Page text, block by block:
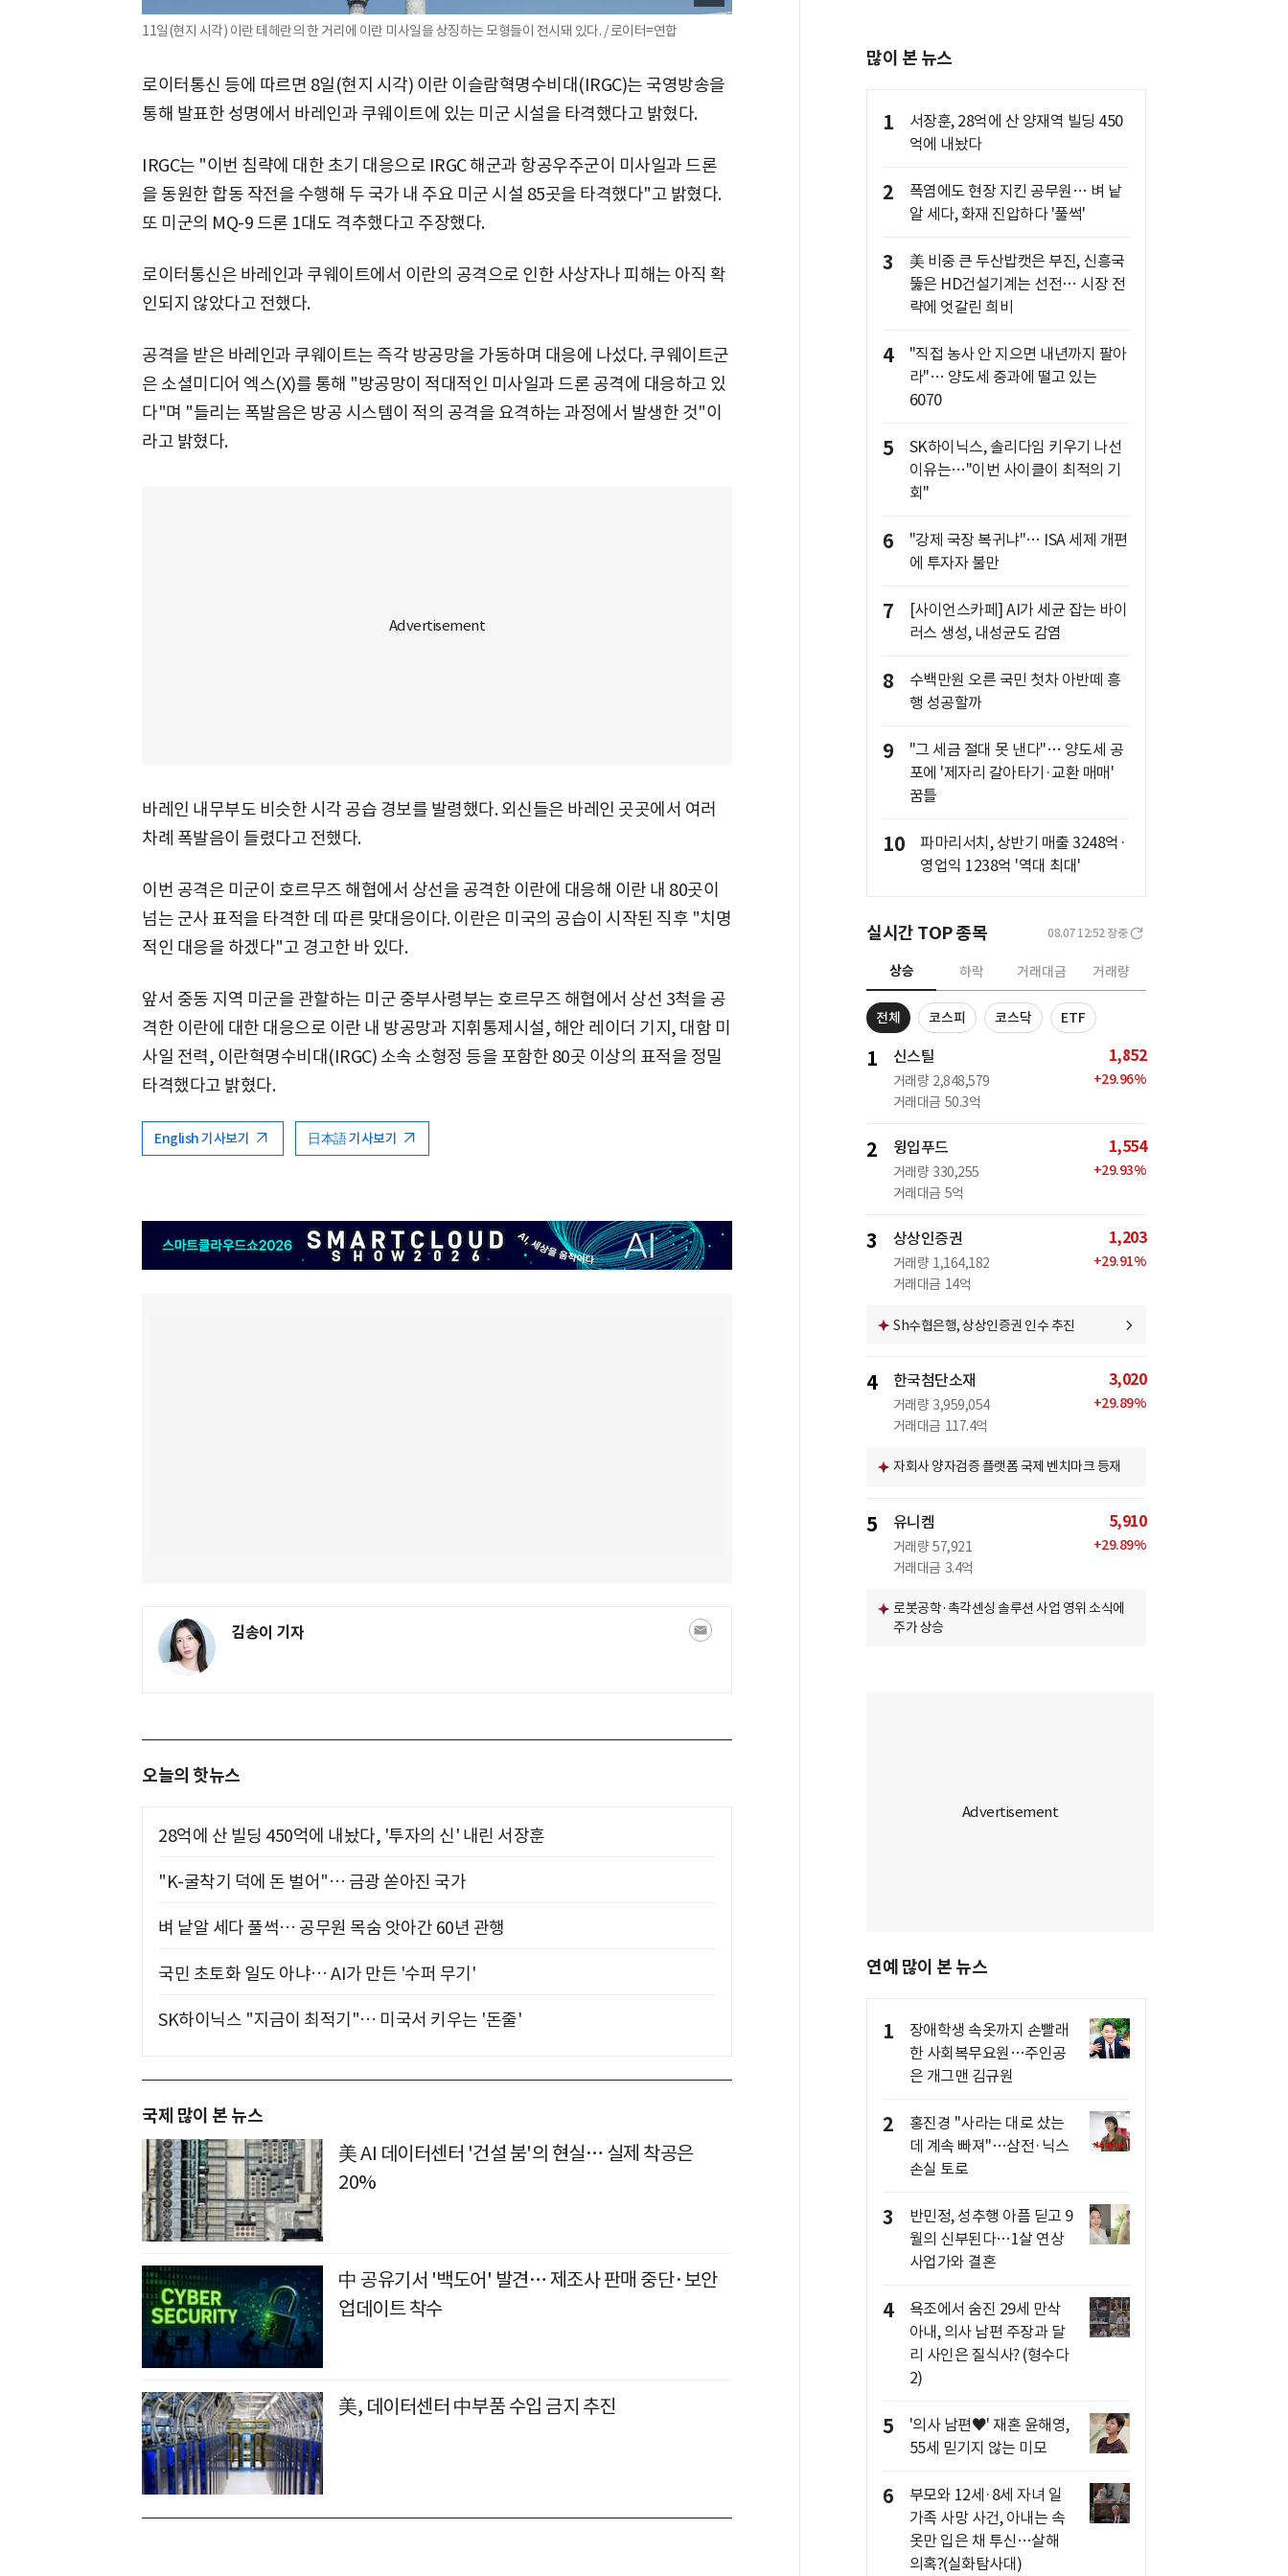
11일(현지 시각) 이란 테헤란의 한 거리에 이란 미사일을 상징하는 모형들이 전시돼 있다. / 로이터=연합
로이터통신 등에 따르면 8일(현지 시각) 이란 이슬람혁명수비대(IRGC)는 국영방송을
통해 발표한 성명에서 바레인과 쿠웨이트에 있는 미군 시설을 타격했다고 밝혔다.
IRGC는 "이번 침략에 대한 초기 대응으로 IRGC 해군과 항공우주군이 미사일과 드론
을 동원한 합동 작전을 수행해 두 국가 내 주요 미군 시설 85곳을 타격했다"고 밝혔다.
또 미군의 MQ-9 드론 1대도 격추했다고 주장했다.
로이터통신은 바레인과 쿠웨이트에서 이란의 공격으로 인한 사상자나 피해는 아직 확
인되지 않았다고 전했다.
공격을 받은 바레인과 쿠웨이트는 즉각 방공망을 가동하며 대응에 나섰다. 쿠웨이트군
은 소셜미디어 엑스(X)를 통해 "방공망이 적대적인 미사일과 드론 공격에 대응하고 있
다"며 "들리는 폭발음은 방공 시스템이 적의 공격을 요격하는 과정에서 발생한 것"이
라고 밝혔다.
바레인 내무부도 비슷한 시각 공습 경보를 발령했다. 외신들은 바레인 곳곳에서 여러
차례 폭발음이 들렸다고 전했다.
이번 공격은 미군이 호르무즈 해협에서 상선을 공격한 이란에 대응해 이란 내 80곳이
넘는 군사 표적을 타격한 데 따른 맞대응이다. 이란은 미국의 공습이 시작된 직후 "치명
적인 대응을 하겠다"고 경고한 바 있다.
앞서 중동 지역 미군을 관할하는 미군 중부사령부는 호르무즈 해협에서 상선 3척을 공
격한 이란에 대한 대응으로 이란 내 방공망과 지휘통제시설, 해안 레이더 기지, 대함 미
사일 전력, 이란혁명수비대(IRGC) 소속 소형정 등을 포함한 80곳 이상의 표적을 정밀
타격했다고 밝혔다.
English 기사보기 日本語 기사보기
김송이 기자
오늘의 핫뉴스
28억에 산 빌딩 450억에 내놨다, '투자의 신' 내린 서장훈
"K-굴착기 덕에 돈 벌어"… 금광 쏟아진 국가
벼 낱알 세다 풀썩… 공무원 목숨 앗아간 60년 관행
국민 초토화 일도 아냐… AI가 만든 '수퍼 무기'
SK하이닉스 "지금이 최적기"… 미국서 키우는 '돈줄'
국제 많이 본 뉴스
美 AI 데이터센터 '건설 붐'의 현실… 실제 착공은
20%
中 공유기서 '백도어' 발견… 제조사 판매 중단·보안
업데이트 착수
美, 데이터센터 中부품 수입 금지 추진
많이 본 뉴스
1
서장훈, 28억에 산 양재역 빌딩 450
억에 내놨다
2
폭염에도 현장 지킨 공무원… 벼 낱
알 세다, 화재 진압하다 '풀썩'
3
美 비중 큰 두산밥캣은 부진, 신흥국
뚫은 HD건설기계는 선전… 시장 전
략에 엇갈린 희비
4
"직접 농사 안 지으면 내년까지 팔아
라"… 양도세 중과에 떨고 있는
6070
5
SK하이닉스, 솔리다임 키우기 나선
이유는…"이번 사이클이 최적의 기
회"
6
"강제 국장 복귀냐"… ISA 세제 개편
에 투자자 불만
7
[사이언스카페] AI가 세균 잡는 바이
러스 생성, 내성균도 감염
8
수백만원 오른 국민 첫차 아반떼 흥
행 성공할까
9
"그 세금 절대 못 낸다"… 양도세 공
포에 '제자리 갈아타기·교환 매매'
꿈틀
10
파마리서치, 상반기 매출 3248억·
영업익 1238억 '역대 최대'
실시간 TOP 종목 08.07 12:52 장중
상승 하락 거래대금 거래량
전체 코스피 코스닥 ETF
1 신스틸
거래량 2,848,579
거래대금 50.3억
1,852
+29.96%
2 윙입푸드
거래량 330,255
거래대금 5억
1,554
+29.93%
3 상상인증권
거래량 1,164,182
거래대금 14억
1,203
+29.91%
Sh수협은행, 상상인증권 인수 추진
4 한국첨단소재
거래량 3,959,054
거래대금 117.4억
3,020
+29.89%
자회사 양자검증 플랫폼 국제 벤치마크 등재
5 유니켐
거래량 57,921
거래대금 3.4억
5,910
+29.89%
로봇공학·촉각센싱 솔루션 사업 영위 소식에
주가 상승
연예 많이 본 뉴스
1
장애학생 속옷까지 손빨래
한 사회복무요원…주인공
은 개그맨 김규원
2
홍진경 "사라는 대로 샀는
데 계속 빠져"…삼전·닉스
손실 토로
3
반민정, 성추행 아픔 딛고 9
월의 신부된다…1살 연상
사업가와 결혼
4
욕조에서 숨진 29세 만삭
아내, 의사 남편 주장과 달
리 사인은 질식사? (형수다
2)
5
'의사 남편♥' 재혼 윤해영,
55세 믿기지 않는 미모
6
부모와 12세·8세 자녀 일
가족 사망 사건, 아내는 속
옷만 입은 채 투신…살해
의혹?(실화탐사대)